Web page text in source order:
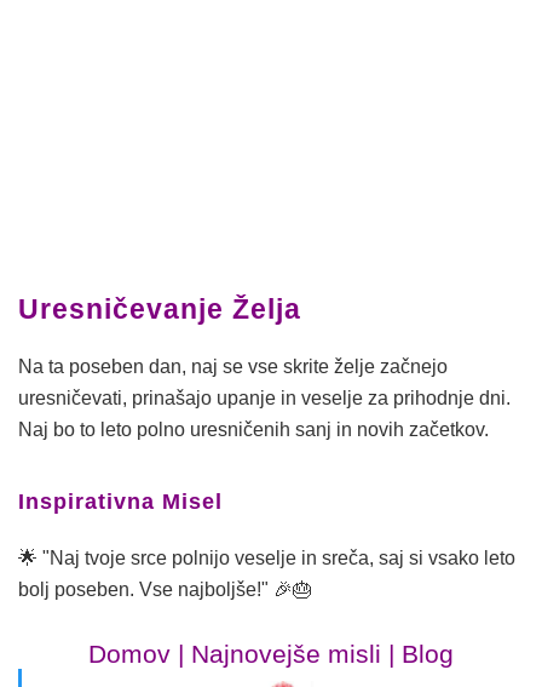
Uresničevanje Želja
Na ta poseben dan, naj se vse skrite želje začnejo
uresničevati, prinašajo upanje in veselje za prihodnje dni.
Naj bo to leto polno uresničenih sanj in novih začetkov.
Inspirativna Misel
🌟 "Naj tvoje srce polnijo veselje in sreča, saj si vsako leto
bolj poseben. Vse najboljše!" 🎉🎂
Domov | Najnovejše misli | Blog